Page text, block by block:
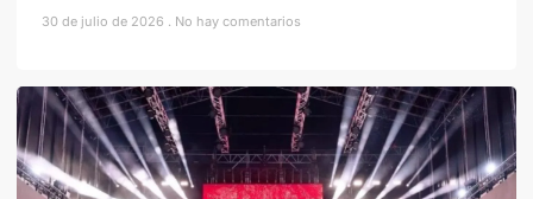
30 de julio de 2026 No hay comentarios